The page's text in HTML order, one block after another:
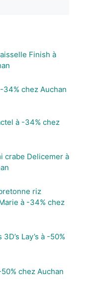
Finish à
chez Auchan
à -34% chez
crabe Delicemer à
riz
à -34% chez
Lay’s à -50%
chez Auchan